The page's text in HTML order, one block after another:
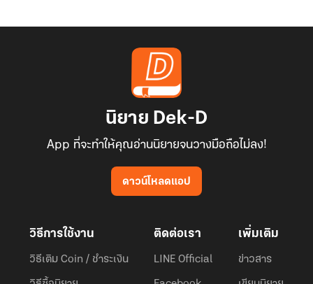
นิยาย Dek-D
App ที่จะทำให้คุณอ่านนิยายจนวางมือถือไม่ลง!
ดาวน์โหลดแอป
วิธีการใช้งาน
วิธีเติม Coin / ชำระเงิน
ติดต่อเรา
LINE Official
เพิ่มเติม
ข่าวสาร